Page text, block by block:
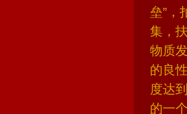
垒”，
集，
物质
的良
度达
的一